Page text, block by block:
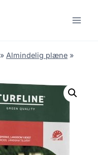
» Almindelig plæne »